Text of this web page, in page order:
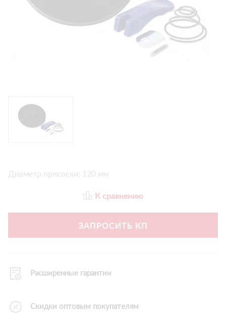
Диаметр присоски: 120 мм
К сравнению
ЗАПРОСИТЬ КП
Расширенные гарантии
Скидки оптовым покупателям